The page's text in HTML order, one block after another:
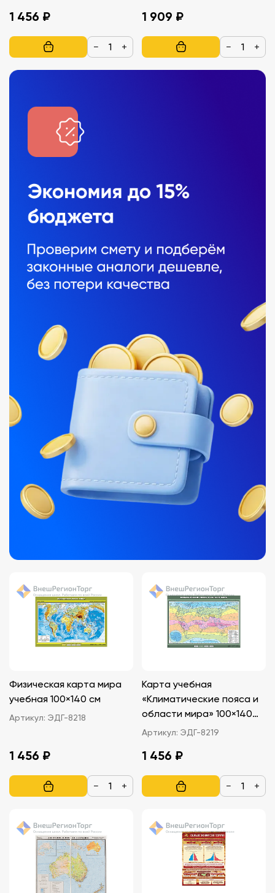
1 456 ₽
− +
1 909 ₽
− +
Физическая карта мира
учебная 100×140 см
Артикул: ЭДГ-8218
1 456 ₽
− +
Карта учебная
«Климатические пояса и
области мира» 100×140
см
Артикул: ЭДГ-8219
1 456 ₽
− +